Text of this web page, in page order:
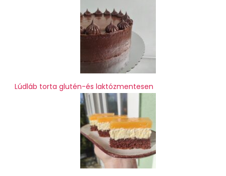
Lúdláb torta glutén-és laktózmentesen